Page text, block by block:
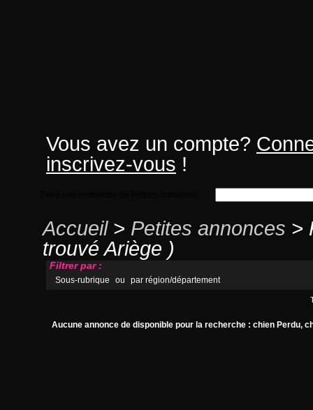
Vous avez un compte?
inscrivez-vous !
Accueil> Petites annonces >
trouvé Ariège )
Filtrer par :
Sous-rubrique ou par région/département
Aucune annonce de disponible pour la recherche : chien Perdu,